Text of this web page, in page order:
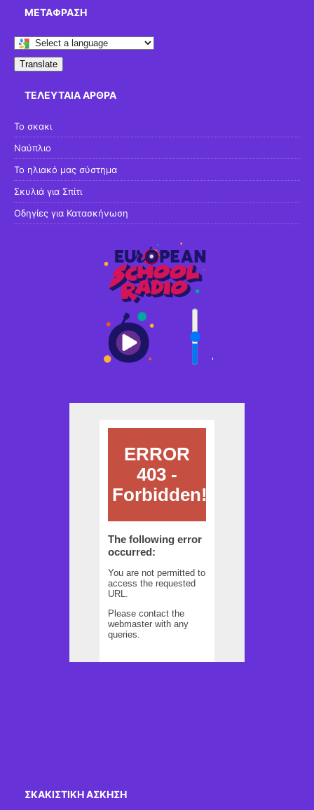
ΜΕΤΆΦΡΑΣΗ
Translate
ΤΕΛΕΥΤΑΊΑ ΆΡΘΡΑ
Το σκακι
Ναύπλιο
Το ηλιακό μας σύστημα
Σκυλιά για Σπίτι
Οδηγίες για Κατασκήνωση
'
ΣΚΑΚΙΣΤΙΚΉ ΆΣΚΗΣΗ